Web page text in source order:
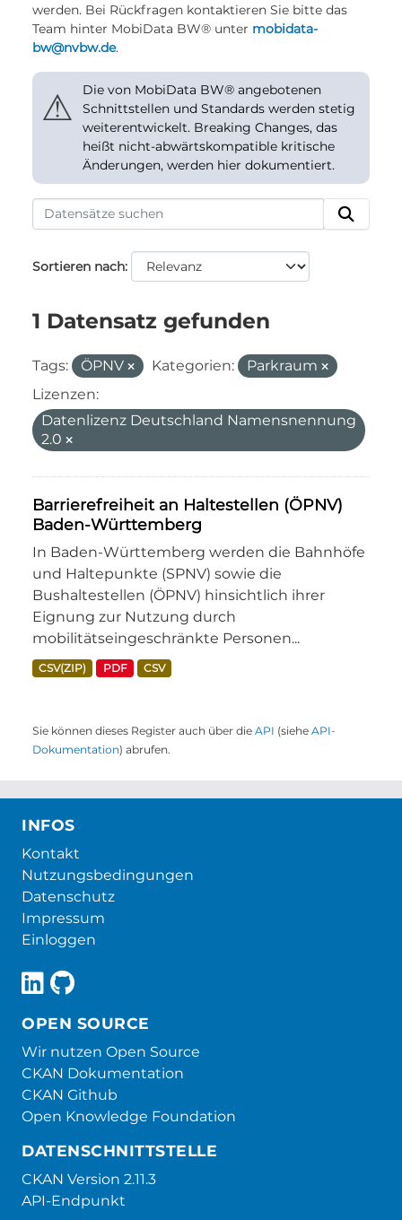
werden. Bei Rückfragen kontaktieren Sie bitte das
Team hinter MobiData BW® unter mobidata-
bw@nvbw.de.
⚠
Die von MobiData BW® angebotenen
Schnittstellen und Standards werden stetig
weiterentwickelt. Breaking Changes, das
heißt nicht-abwärtskompatible kritische
Änderungen, werden hier dokumentiert.
Sortieren nach
1 Datensatz gefunden
Tags: ÖPNV Kategorien:
Parkraum
Lizenzen:
Datenlizenz Deutschland Namensnennung
2.0
Barrierefreiheit an Haltestellen (ÖPNV)
Baden-Württemberg
In Baden-Württemberg werden die Bahnhöfe
und Haltepunkte (SPNV) sowie die
Bushaltestellen (ÖPNV) hinsichtlich ihrer
Eignung zur Nutzung durch
mobilitätseingeschränkte Personen...
CSV(ZIP) PDF CSV
Sie können dieses Register auch über die API (siehe API-
Dokumentation) abrufen.
INFOS
Kontakt
Nutzungsbedingungen
Datenschutz
Impressum
Einloggen
OPEN SOURCE
Wir nutzen Open Source
CKAN Dokumentation
CKAN Github
Open Knowledge Foundation
DATENSCHNITTSTELLE
CKAN Version 2.11.3
API-Endpunkt